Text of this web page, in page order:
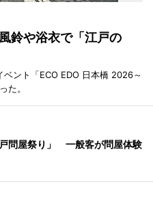
鈴や浴衣で「江戸の
ベント「ECO EDO 日本橋 2026～
た。
問屋祭り」 一般客が問屋体験